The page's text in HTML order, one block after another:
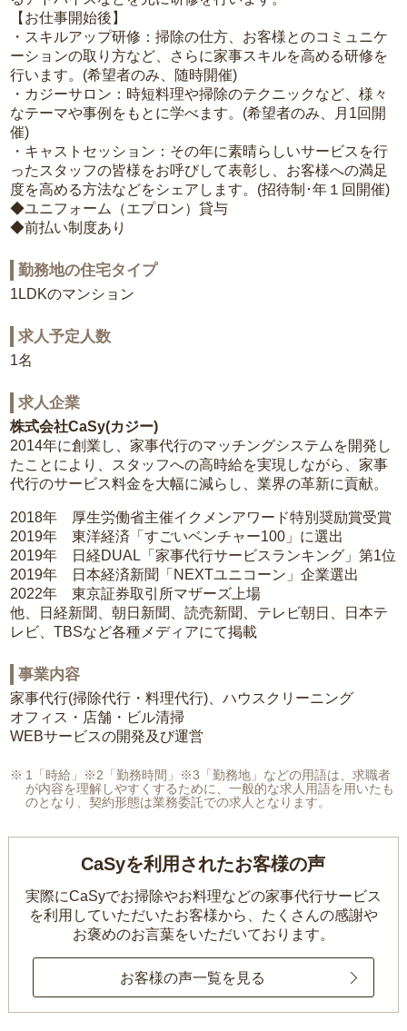
【お仕事開始後】
・スキルアップ研修：掃除の仕方、お客様とのコミュニケ
ーションの取り方など、さらに家事スキルを高める研修を
行います。(希望者のみ、随時開催)
・カジーサロン：時短料理や掃除のテクニックなど、様々
なテーマや事例をもとに学べます。(希望者のみ、月1回開
催)
・キャストセッション：その年に素晴らしいサービスを行
ったスタッフの皆様をお呼びして表彰し、お客様への満足
度を高める方法などをシェアします。(招待制･年１回開催)
◆ユニフォーム（エプロン）貸与
◆前払い制度あり
勤務地の住宅タイプ
1LDKのマンション
求人予定人数
1名
求人企業
株式会社CaSy(カジー)
2014年に創業し、家事代行のマッチングシステムを開発し
たことにより、スタッフへの高時給を実現しながら、家事
代行のサービス料金を大幅に減らし、業界の革新に貢献。
2018年 厚生労働省主催イクメンアワード特別奨励賞受賞
2019年 東洋経済「すごいベンチャー100」に選出
2019年 日経DUAL「家事代行サービスランキング」第1位
2019年 日本経済新聞「NEXTユニコーン」企業選出
2022年 東京証券取引所マザーズ上場
他、日経新聞、朝日新聞、読売新聞、テレビ朝日、日本テ
レビ、TBSなど各種メディアにて掲載
事業内容
家事代行(掃除代行・料理代行)、ハウスクリーニング
オフィス・店舗・ビル清掃
WEBサービスの開発及び運営
1「時給」※2「勤務時間」※3「勤務地」などの用語は、求職者
が内容を理解しやすくするために、一般的な求人用語を用いたも
のとなり、契約形態は業務委託での求人となります。
CaSyを利用されたお客様の声
実際にCaSyでお掃除やお料理などの家事代行サービス
を利用していただいたお客様から、 たくさんの感謝や
お褒めのお言葉をいただいております。
お客様の声一覧を見る